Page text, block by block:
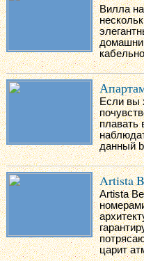
Вилла
Если вы
плавать
данный
Artista
Artista
царит